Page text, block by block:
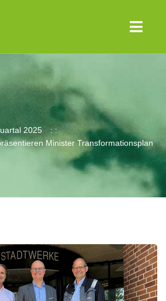
2025
Minister Transformationsplan